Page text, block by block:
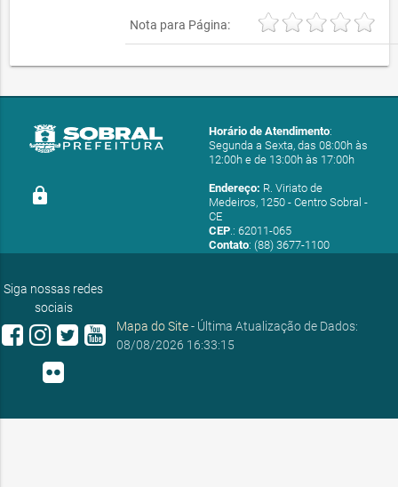
Nota para Página:
lock
Horário de Atendimento:
Segunda a Sexta, das 08:00h às
12:00h e de 13:00h às 17:00h
Endereço: R. Viriato de
Medeiros, 1250 - Centro Sobral -
CE
CEP.: 62011-065
Contato: (88) 3677-1100
Siga nossas redes
sociais
Mapa do Site- Última Atualização de Dados:
08/08/2026 16:33:15